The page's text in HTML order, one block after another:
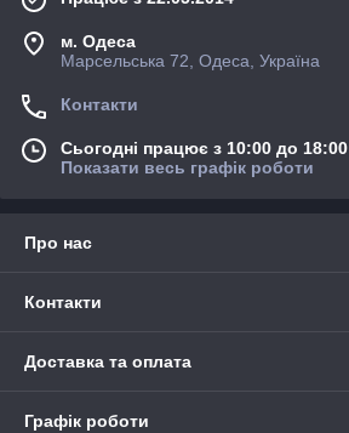
м. Одеса
Марсельська 72, Одеса, Україна
Контакти
Сьогодні працює з 10:00 до 18:00
Показати весь графік роботи
Про нас
Контакти
Доставка та оплата
Графік роботи